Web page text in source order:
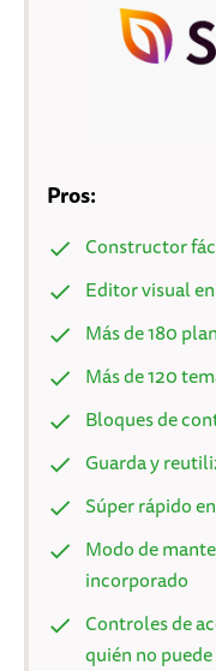
Pros:
Constructor
Editor visual
Más de 180
Más de 120
Bloques de
Guarda y
Súper rápido
Modo de
incorporado
Controles de
quién no